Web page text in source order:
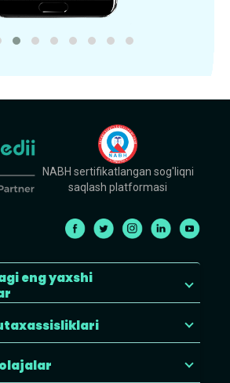
NABH sertifikatlangan sog'liqni
saqlash platformasi
eng yaxshi